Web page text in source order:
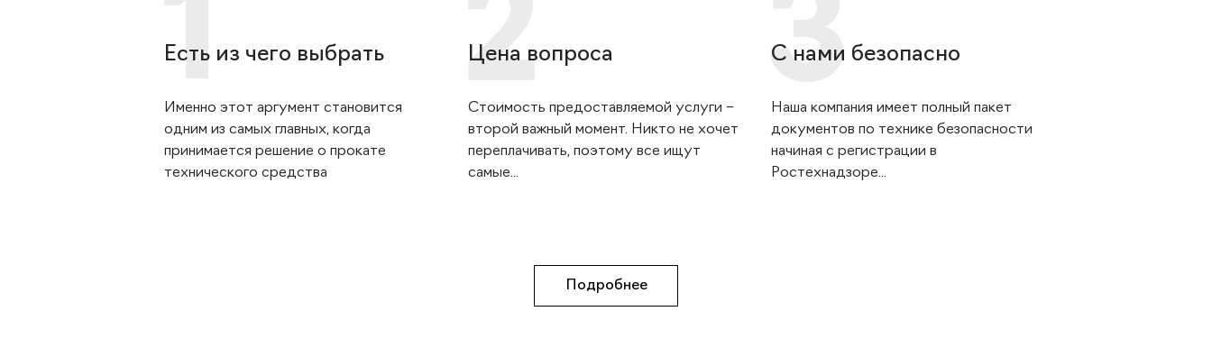
Есть из чего выбрать
Именно этот аргумент становится
одним из самых главных, когда
принимается решение о прокате
технического средства
Цена вопроса
Стоимость предоставляемой услуги –
второй важный момент. Никто не хочет
переплачивать, поэтому все ищут
самые...
С нами безопасно
Наша компания имеет полный пакет
документов по технике безопасности
начиная с регистрации в
Ростехнадзоре...
Подробнее